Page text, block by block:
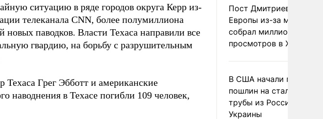
ситуацию в ряде городов округа Керр из-
телеканала CNN, более полумиллиона
новых паводков. Власти Техаса направили все
гвардию, на борьбу с разрушительным
Техаса Грег Эбботт и американские
наводнения в Техасе погибли 109 человек,
Пост Дмитриева о
Европы из-за
собрал миллион
просмотров в X
В США начали
пошлин на стальные
трубы из России и с
Украины